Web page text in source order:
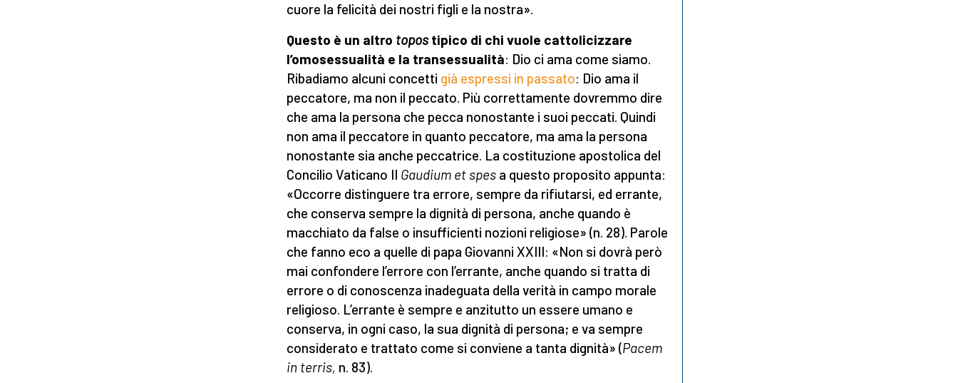
cuore la felicità dei nostri figli e la nostra».
Questo è un altro topostipico di chi vuole cattolicizzare
l’omosessualità e la transessualità: Dio ci ama come siamo.
Ribadiamo alcuni concetti già espressi in passato: Dio ama il
peccatore, ma non il peccato. Più correttamente dovremmo dire
che ama la persona che pecca nonostante i suoi peccati. Quindi
non ama il peccatore in quanto peccatore, ma ama la persona
nonostante sia anche peccatrice. La costituzione apostolica del
Concilio Vaticano II Gaudium et spes a questo proposito appunta:
«Occorre distinguere tra errore, sempre da rifiutarsi, ed errante,
che conserva sempre la dignità di persona, anche quando è
macchiato da false o insufficienti nozioni religiose» (n. 28). Parole
che fanno eco a quelle di papa Giovanni XXIII: «Non si dovrà però
mai confondere l’errore con l’errante, anche quando si tratta di
errore o di conoscenza inadeguata della verità in campo morale
religioso. L’errante è sempre e anzitutto un essere umano e
conserva, in ogni caso, la sua dignità di persona; e va sempre
considerato e trattato come si conviene a tanta dignità» (Pacem
in terris, n. 83).